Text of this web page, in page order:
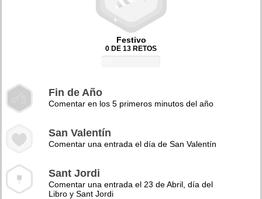
Festivo
0 DE 13 RETOS
Fin de Año
Comentar en los 5 primeros minutos del año
San Valentín
Comentar una entrada el día de San Valentín
Sant Jordi
Comentar una entrada el 23 de Abril, día del
Libro y Sant Jordi